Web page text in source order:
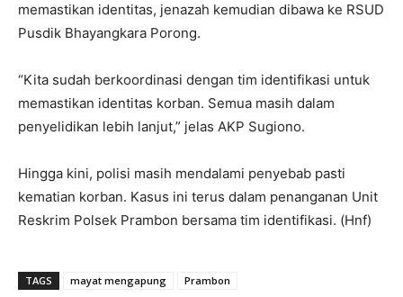
memastikan identitas, jenazah kemudian dibawa ke RSUD
Pusdik Bhayangkara Porong.
“Kita sudah berkoordinasi dengan tim identifikasi untuk
memastikan identitas korban. Semua masih dalam
penyelidikan lebih lanjut,” jelas AKP Sugiono.
Hingga kini, polisi masih mendalami penyebab pasti
kematian korban. Kasus ini terus dalam penanganan Unit
Reskrim Polsek Prambon bersama tim identifikasi. (Hnf)
TAGS mayat mengapung Prambon